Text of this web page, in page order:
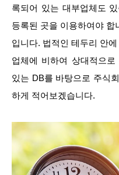
록되어 있는 대부업체도
등록된 곳을 이용하여야
입니다. 법적인 테두리 안
업체에 비하여 상대적으
있는 DB를 바탕으로 주식
하게 적어보겠습니다.